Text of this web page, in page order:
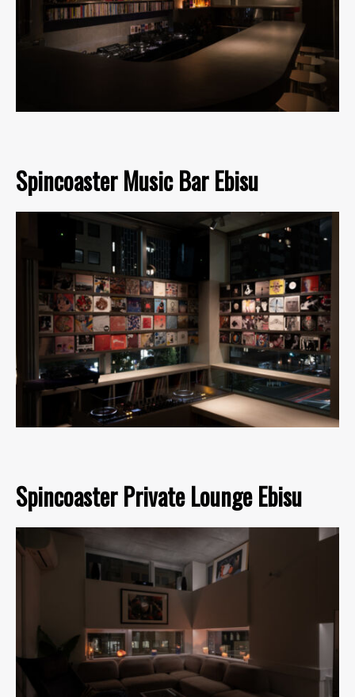
Spincoaster Music Bar Ebisu
Spincoaster Private Lounge Ebisu